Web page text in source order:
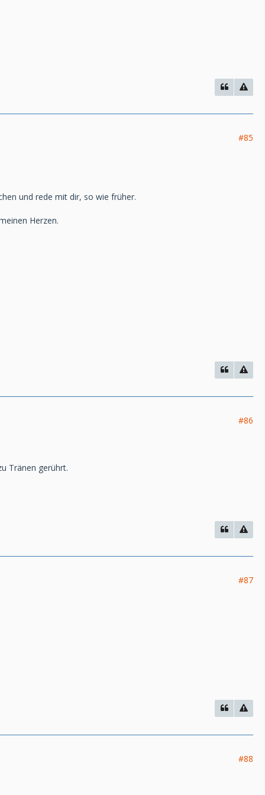
#85
und rede mit dir, so wie früher.
Herzen.
#86
Tränen gerührt.
#87
#88